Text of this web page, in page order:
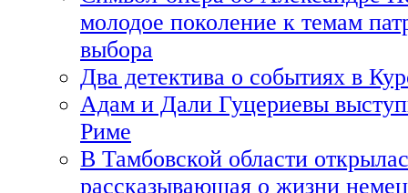
молодое поколение к темам
выбора
Два детектива о событиях в
Адам и Дали Гуцериевы
Риме
В Тамбовской области
рассказывающая о жизни